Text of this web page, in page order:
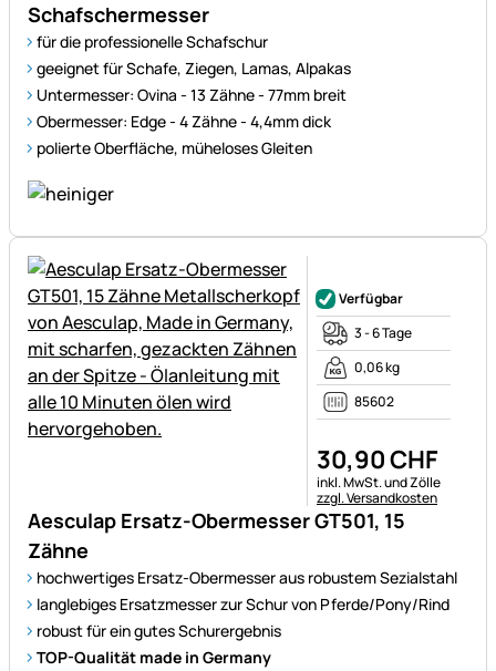
Schafschermesser
für die professionelle Schafschur
geeignet für Schafe, Ziegen, Lamas, Alpakas
Untermesser: Ovina - 13 Zähne - 77mm breit
Obermesser: Edge - 4 Zähne - 4,4mm dick
polierte Oberfläche, müheloses Gleiten
Aesculap Ersatz-Obermesser GT501, 15
Zähne
hochwertiges Ersatz-Obermesser aus robustem Sezialstahl
langlebiges Ersatzmesser zur Schur von Pferde/Pony/Rind
robust für ein gutes Schurergebnis
TOP-Qualität made in Germany
Verfügbar
3 - 6 Tage
0,06 kg
85602
30,90CHF
Steuerhinweis:
inkl. MwSt. und Zölle
zzgl. Versandkosten